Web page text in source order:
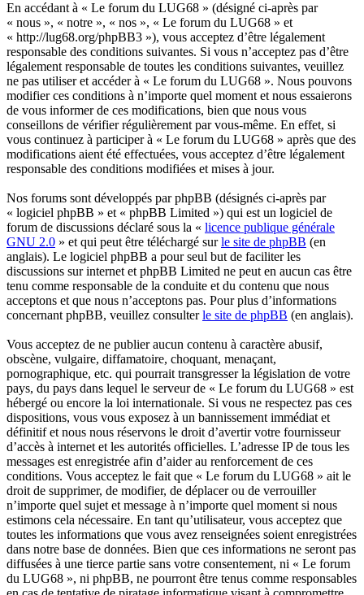
En accédant à « Le forum du LUG68 » (désigné ci-après par
« nous », « notre », « nos », « Le forum du LUG68 » et
« http://lug68.org/phpBB3 »), vous acceptez d’être légalement
responsable des conditions suivantes. Si vous n’acceptez pas d’être
légalement responsable de toutes les conditions suivantes, veuillez
ne pas utiliser et accéder à « Le forum du LUG68 ». Nous pouvons
modifier ces conditions à n’importe quel moment et nous essaierons
de vous informer de ces modifications, bien que nous vous
conseillons de vérifier régulièrement par vous-même. En effet, si
vous continuez à participer à « Le forum du LUG68 » après que des
modifications aient été effectuées, vous acceptez d’être légalement
responsable des conditions modifiées et mises à jour.
Nos forums sont développés par phpBB (désignés ci-après par
« logiciel phpBB » et « phpBB Limited ») qui est un logiciel de
forum de discussions déclaré sous la « licence publique générale
GNU 2.0 » et qui peut être téléchargé surle site de phpBB (en
anglais). Le logiciel phpBB a pour seul but de faciliter les
discussions sur internet et phpBB Limited ne peut en aucun cas être
tenu comme responsable de la conduite et du contenu que nous
acceptons et que nous n’acceptons pas. Pour plus d’informations
concernant phpBB, veuillez consulterle site de phpBB (en anglais).
Vous acceptez de ne publier aucun contenu à caractère abusif,
obscène, vulgaire, diffamatoire, choquant, menaçant,
pornographique, etc. qui pourrait transgresser la législation de votre
pays, du pays dans lequel le serveur de « Le forum du LUG68 » est
hébergé ou encore la loi internationale. Si vous ne respectez pas ces
dispositions, vous vous exposez à un bannissement immédiat et
définitif et nous nous réservons le droit d’avertir votre fournisseur
d’accès à internet et les autorités officielles. L’adresse IP de tous les
messages est enregistrée afin d’aider au renforcement de ces
conditions. Vous acceptez le fait que « Le forum du LUG68 » ait le
droit de supprimer, de modifier, de déplacer ou de verrouiller
n’importe quel sujet et message à n’importe quel moment si nous
estimons cela nécessaire. En tant qu’utilisateur, vous acceptez que
toutes les informations que vous avez renseignées soient enregistrées
dans notre base de données. Bien que ces informations ne seront pas
diffusées à une tierce partie sans votre consentement, ni « Le forum
du LUG68 », ni phpBB, ne pourront être tenus comme responsables